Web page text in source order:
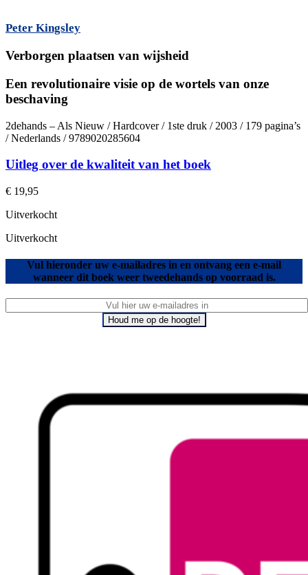
Peter Kingsley
Verborgen plaatsen van wijsheid
Een revolutionaire visie op de wortels van onze
beschaving
2dehands – Als Nieuw / Hardcover / 1ste druk / 2003 / 179 pagina’s
/ Nederlands / 9789020285604
Uitleg over de kwaliteit van het boek
€ 19,95
Uitverkocht
Uitverkocht
Vul hieronder uw e-mailadres in en ontvang een e-mail
wanneer dit boek weer tweedehands op voorraad is.
Houd me op de hoogte!